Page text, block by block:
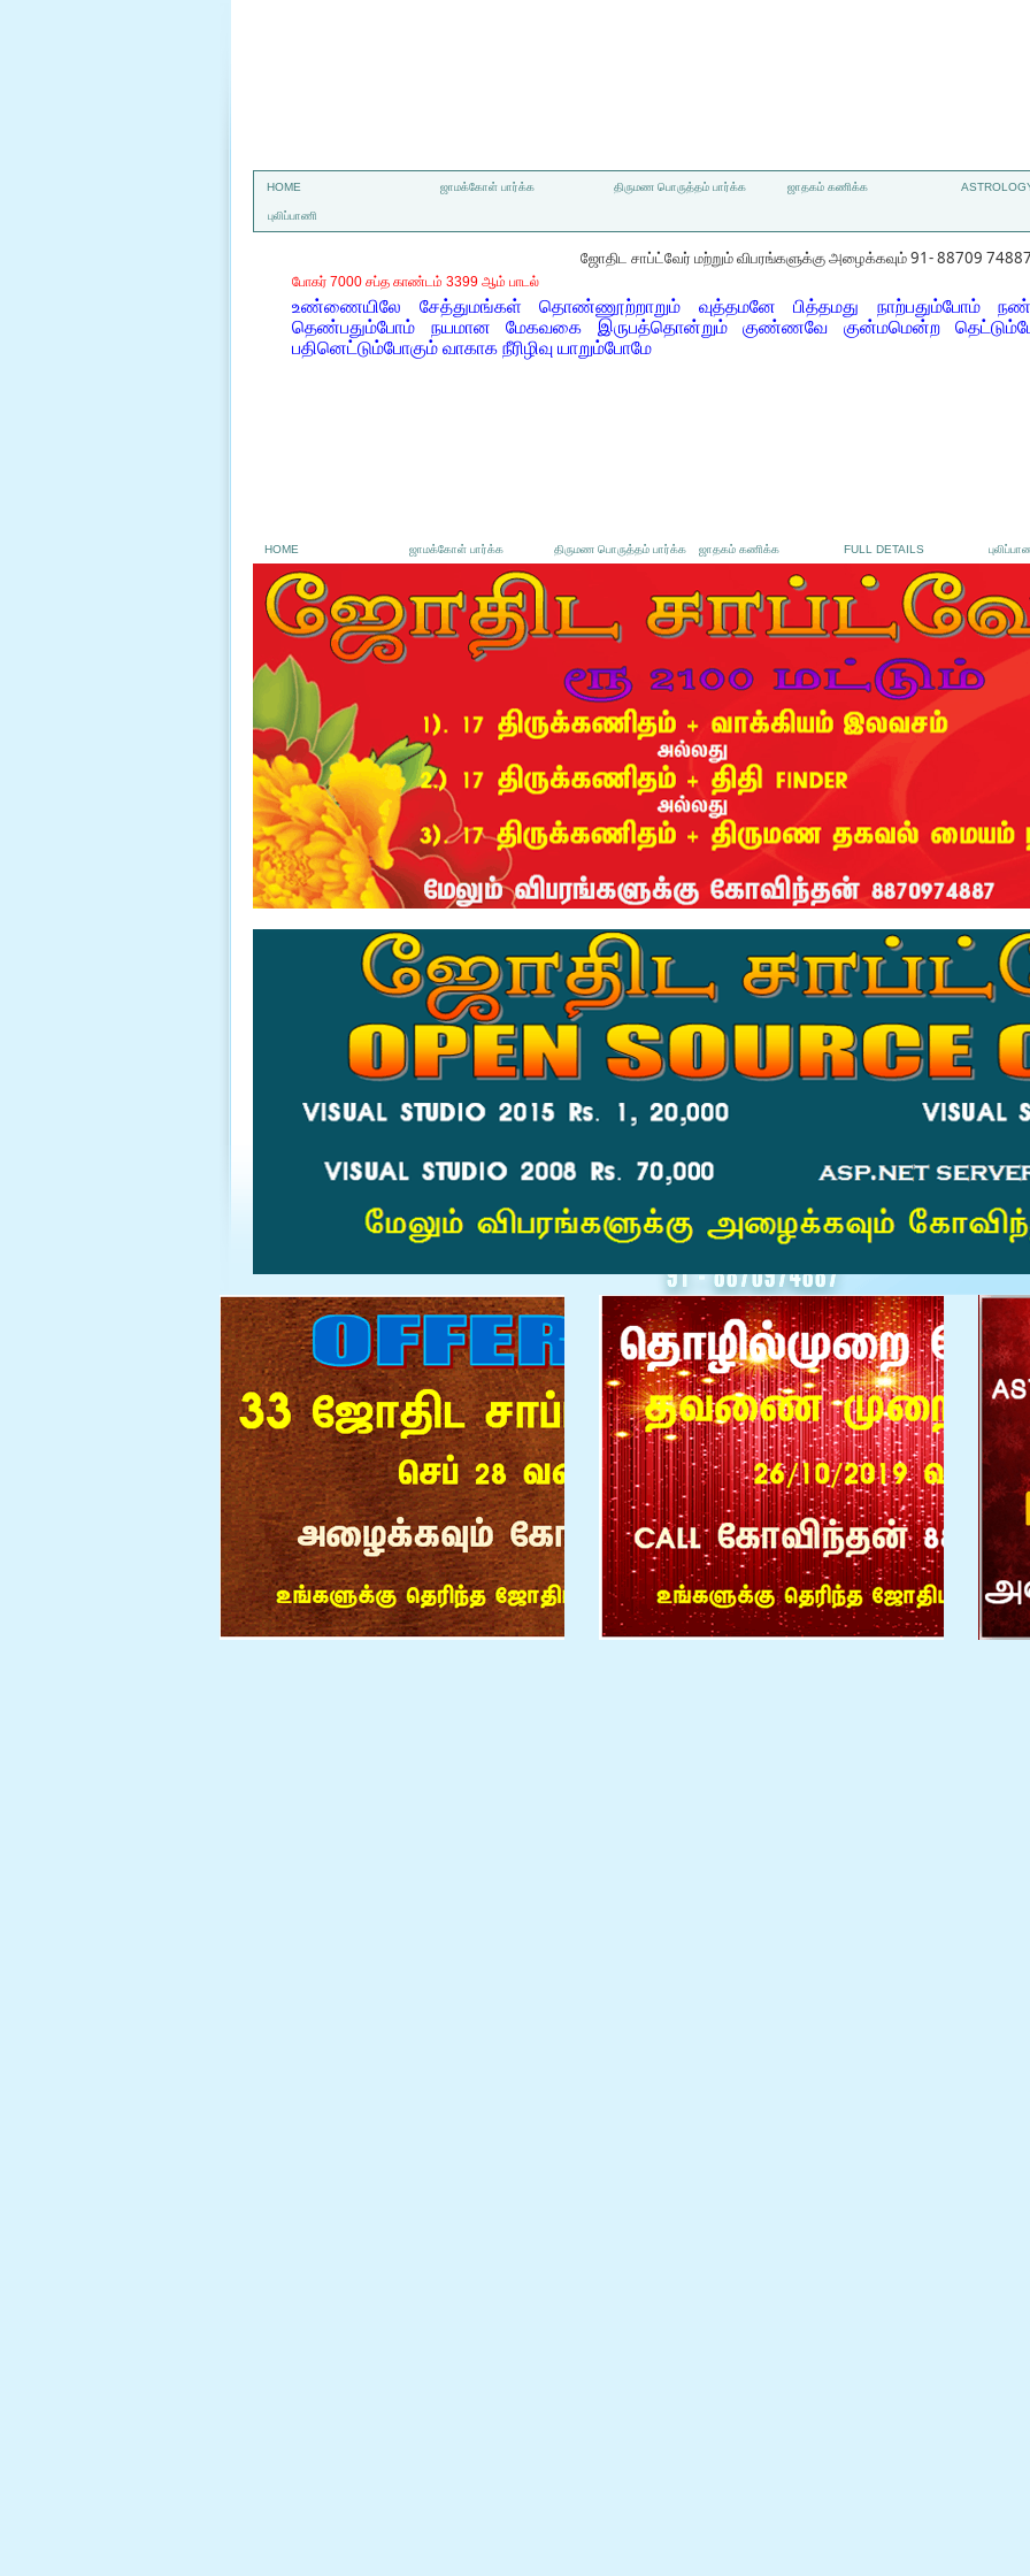
HOME ஜாமக்கோள் பார்க்க திருமண பொருத்தம் பார்க்க ஜாதகம் கணிக்க
புலிப்பாணி
ஜோதிட சாப்ட்வேர் மற்றும் விபரங்களுக்கு அழைக்கவும் 91- 88709
போகர் 7000 சப்த காண்டம் 3399 ஆம் பாடல்
உண்ணையிலே சேத்துமங்கள் தொண்ணூற்றாறும் வுத்தமனே பித்தமது நாற்பதும்போம்
தெண்பதும்போம் நயமான மேகவகை இருபத்தொன்றும் குண்ணவே குன்மமென்ற
பதினெட்டும்போகும் வாகாக நீரிழிவு யாறும்போமே
HOME ஜாமக்கோள் பார்க்க திருமண பொருத்தம் பார்க்க ஜாதகம் கணிக்க FULL DETAILS